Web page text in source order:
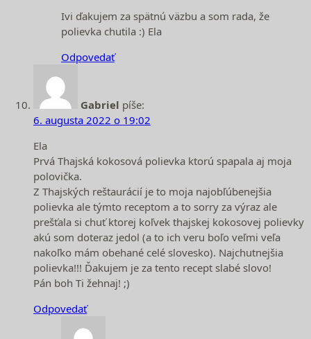
Ivi ďakujem za spätnú väzbu a som rada, že
polievka chutila :) Ela
Odpovedať
Gabriel píše:
6. augusta 2022 o 19:02
Ela
Prvá Thajská kokosová polievka ktorú spapala aj moja
polovička.
Z Thajských reštaurácií je to moja najobľúbenejšia
polievka ale týmto receptom a to sorry za výraz ale
prešťala si chuť ktorej koľvek thajskej kokosovej polievky
akú som doteraz jedol (a to ich veru boľo veľmi veľa
nakoľko mám obehané celé slovesko). Najchutnejšia
polievka!!! Ďakujem je za tento recept slabé slovo!
Pán boh Ti žehnaj! ;)
Odpovedať